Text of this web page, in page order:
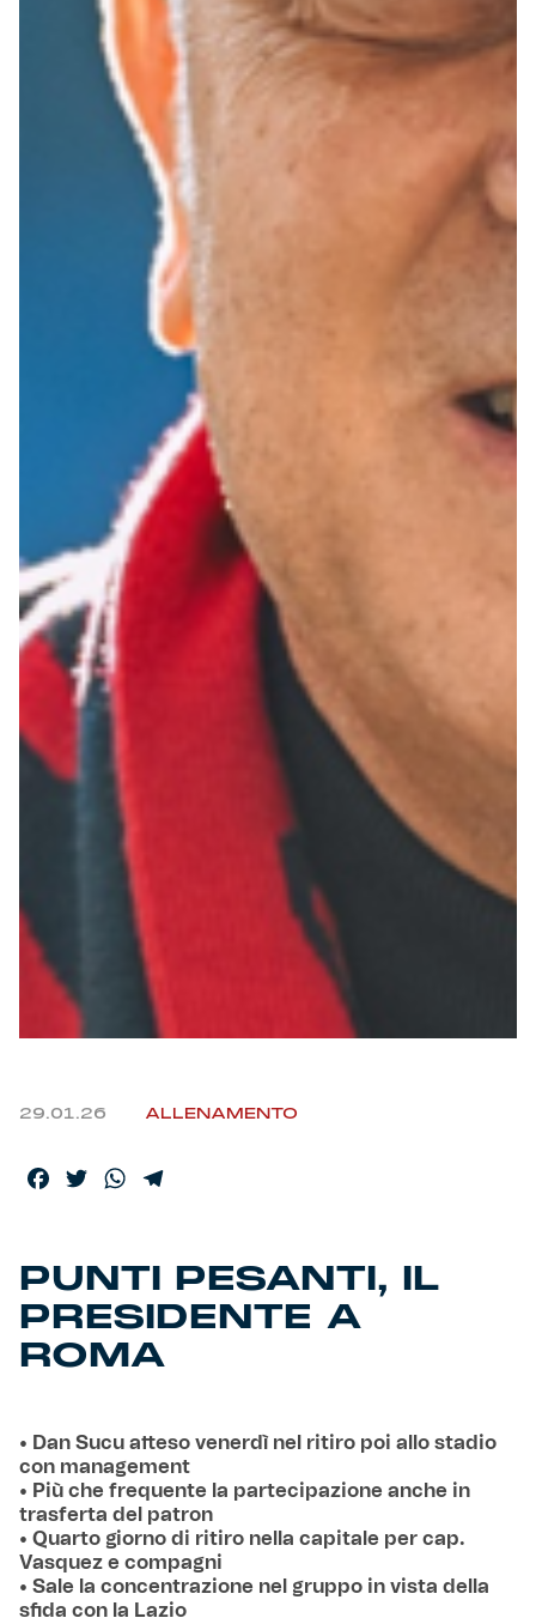
Robe di Kappa x Genoa
Vintage Collection
Red&Blue Voices
Caffè Boasi x Genoa
Helan x Genoa
Isolani x Genoa
Gift Card Online Store
Fortissimo batte il mio cuor
29.01.26 ALLENAMENTO
Facebook
TwitterWhatsApp
PUNTI PESANTI, IL
PRESIDENTE A
ROMA
• Dan Sucu atteso venerdì nel ritiro poi allo stadio
con management
• Più che frequente la partecipazione anche in
trasferta del patron
• Quarto giorno di ritiro nella capitale per cap.
Vasquez e compagni
• Sale la concentrazione nel gruppo in vista della
sfida con la Lazio